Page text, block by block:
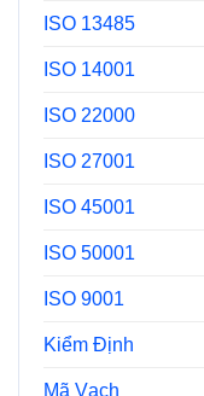
ISO 13485
ISO 14001
ISO 22000
ISO 27001
ISO 45001
ISO 50001
ISO 9001
Kiểm Định
Mã Vạch